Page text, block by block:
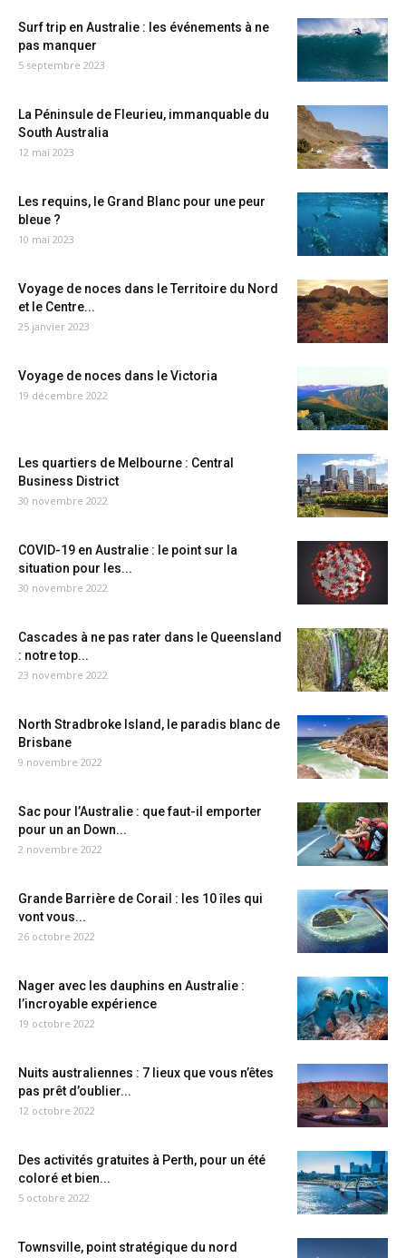
Surf trip en Australie : les événements à ne
pas manquer
5 septembre 2023
La Péninsule de Fleurieu, immanquable du
South Australia
12 mai 2023
Les requins, le Grand Blanc pour une peur
bleue ?
10 mai 2023
Voyage de noces dans le Territoire du Nord
et le Centre...
25 janvier 2023
Voyage de noces dans le Victoria
19 décembre 2022
Les quartiers de Melbourne : Central
Business District
30 novembre 2022
COVID-19 en Australie : le point sur la
situation pour les...
30 novembre 2022
Cascades à ne pas rater dans le Queensland
: notre top...
23 novembre 2022
North Stradbroke Island, le paradis blanc de
Brisbane
9 novembre 2022
Sac pour l’Australie : que faut-il emporter
pour un an Down...
2 novembre 2022
Grande Barrière de Corail : les 10 îles qui
vont vous...
26 octobre 2022
Nager avec les dauphins en Australie :
l’incroyable expérience
19 octobre 2022
Nuits australiennes : 7 lieux que vous n’êtes
pas prêt d’oublier...
12 octobre 2022
Des activités gratuites à Perth, pour un été
coloré et bien...
5 octobre 2022
Townsville, point stratégique du nord